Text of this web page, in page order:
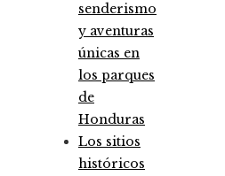
senderismo
y aventuras
únicas en
los parques
de
Honduras
Los sitios
históricos